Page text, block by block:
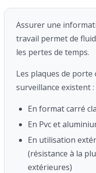
Assurer une
travail permet de
les pertes de temps.
Les plaques de porte
surveillance existent :
En format carré
En Pvc et
En utilisation
(résistance à la
extérieures)